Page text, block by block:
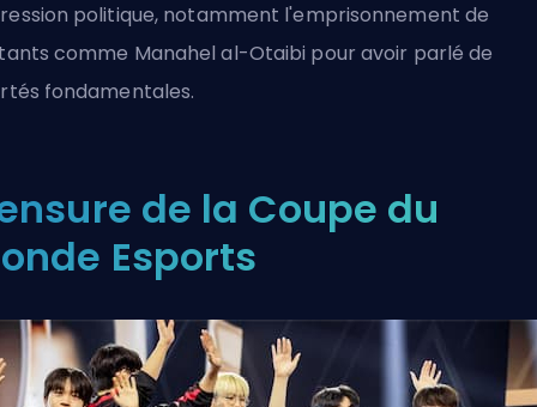
politique, notamment l'emprisonnement de
comme Manahel al-Otaibi pour avoir parlé de
fondamentales.
de la Coupe du
Esports